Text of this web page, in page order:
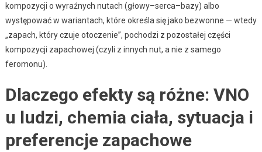
kompozycji o wyraźnych nutach (głowy–serca–bazy) albo
występować w wariantach, które określa się jako bezwonne — wtedy
„zapach, który czuje otoczenie”, pochodzi z pozostałej części
kompozycji zapachowej (czyli z innych nut, a nie z samego
feromonu).
Dlaczego efekty są różne: VNO
u ludzi, chemia ciała, sytuacja i
preferencje zapachowe